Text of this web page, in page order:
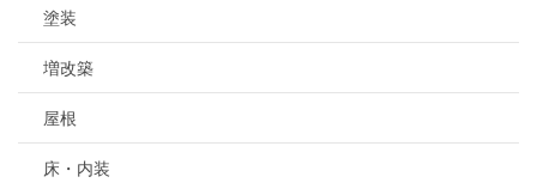
塗装
増改築
屋根
床・内装